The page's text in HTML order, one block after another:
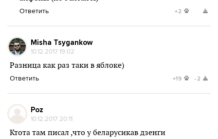
Ответить +2
Misha Tsygankow
10.12.2017 19:02
Разница как раз таки в яблоке)
Ответить +19 -2
Poz
10.12.2017 20:11
Ктота там писал ,что у беларусикав дзенги